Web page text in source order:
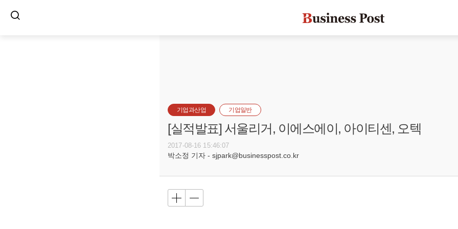
기업과산업 기업일반
[실적발표] 서울리거, 이에스에이, 아이티센, 오텍
2017-08-16 15:46:07
박소정 기자 - sjpark@businesspost.co.kr